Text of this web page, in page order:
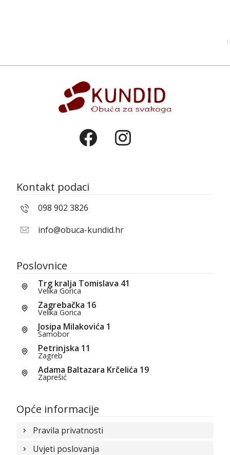
Kontakt podaci
098 902 3826
info@obuca-kundid.hr
Poslovnice
Trg kralja Tomislava 41
Velika Gorica
Zagrebačka 16
Velika Gorica
Josipa Milakovića 1
Samobor
Petrinjska 11
Zagreb
Adama Baltazara Krčelića 19
Zaprešić
Opće informacije
Pravila privatnosti
Uvjeti poslovanja